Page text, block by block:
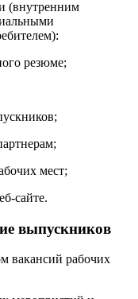
(внутренним
резюме;
мест;
сайте.
выпускников
вакансий рабочих